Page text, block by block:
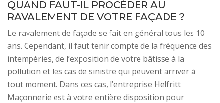
QUAND FAUT-IL PROCÉDER AU
RAVALEMENT DE VOTRE FAÇADE ?
Le ravalement de façade se fait en général tous les 10
ans. Cependant, il faut tenir compte de la fréquence des
intempéries, de l’exposition de votre bâtisse à la
pollution et les cas de sinistre qui peuvent arriver à
tout moment. Dans ces cas, l’entreprise Helfritt
Maçonnerie est à votre entière disposition pour